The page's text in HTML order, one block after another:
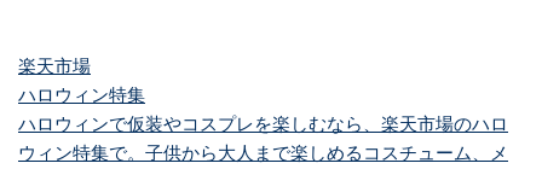
楽天市場
ハロウィン特集
ハロウィンで仮装やコスプレを楽しむなら、楽天市場のハロ
ウィン特集で。子供から大人まで楽しめるコスチューム、メ